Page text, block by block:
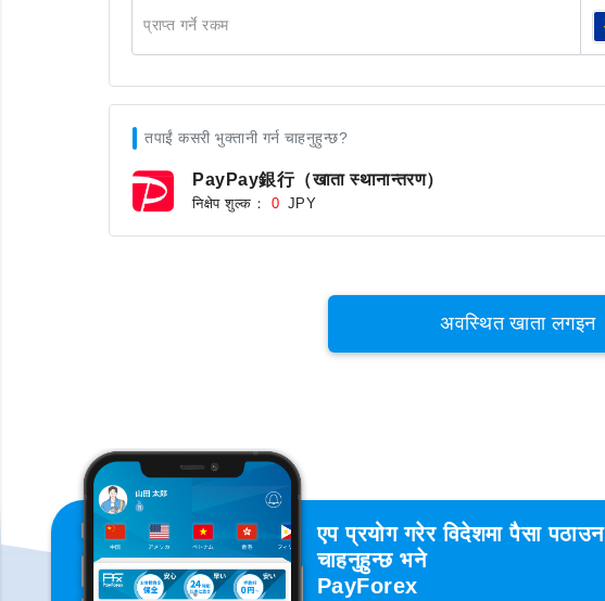
प्राप्त गर्ने रकम
तपाईं कसरी भुक्तानी गर्न चाहनुहुन्छ?
PayPay銀行（खाता स्थानान्तरण）
निक्षेप शुल्क： 0 JPY
अवस्थित खाता लगइन
एप प्रयोग गरेर विदेशमा पैसा पठाउन
चाहनुहुन्छ भने
PayForex